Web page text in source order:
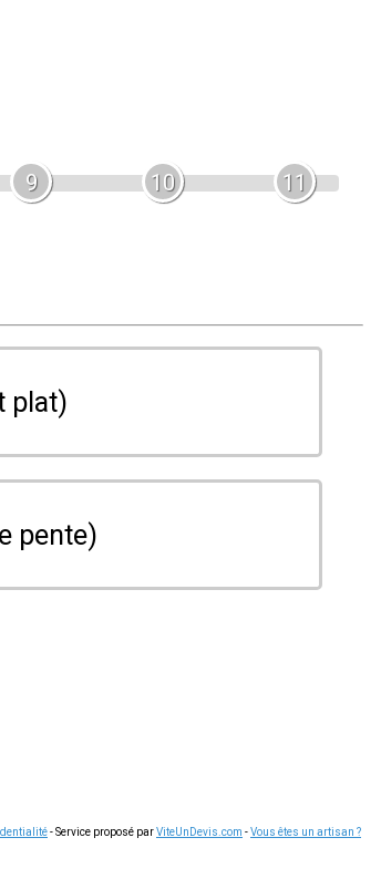
9 10 11
plat)
pente)
- Service proposé parViteUnDevis.com -Vous êtes un artisan ?